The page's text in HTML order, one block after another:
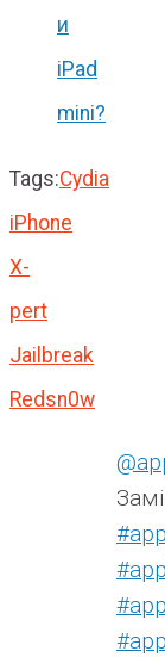
и
iPad
mini?
Tags:Cydia
iPhone
X-
pert
Jailbreak
Redsn0w